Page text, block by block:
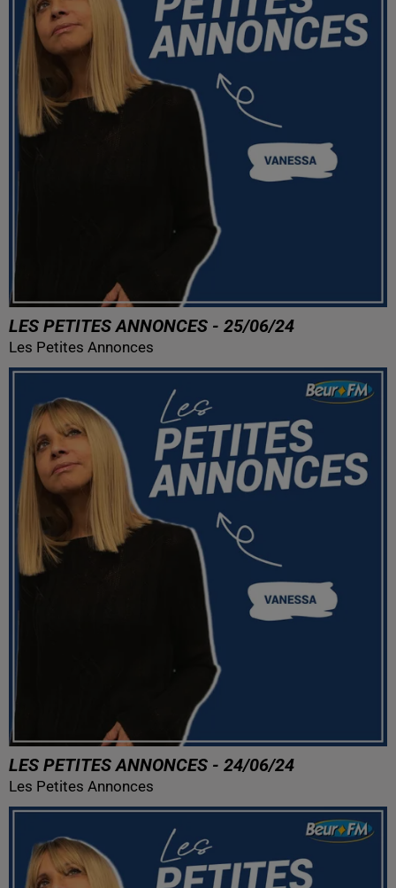
LES PETITES ANNONCES - 25/06/24
Les Petites Annonces
LES PETITES ANNONCES - 24/06/24
Les Petites Annonces